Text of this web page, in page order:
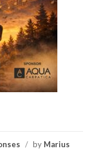
/ by Marius